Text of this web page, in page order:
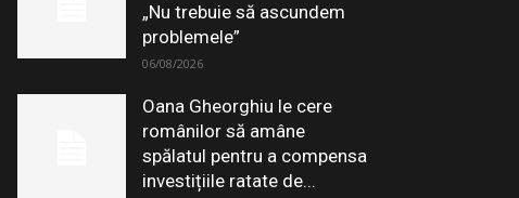
„Nu trebuie să ascundem
problemele”
06/08/2026
Oana Gheorghiu le cere
românilor să amâne
spălatul pentru a compensa
investițiile ratate de...